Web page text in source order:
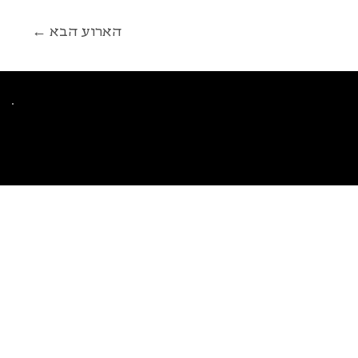
← הארוע הבא